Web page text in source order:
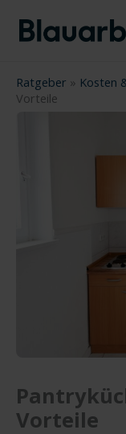
Inhalt
springen
Ratgeber » Kosten
Vorteile
Vorteile